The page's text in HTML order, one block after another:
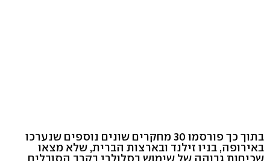
בתוך כך פורסמו 30 מחקרים שונים נוספים שנערכו
באירופה, בניו זילנד ובארצות הברית, שלא מצאו